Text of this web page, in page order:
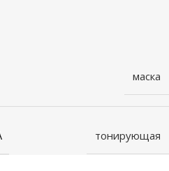
маска
тонирующая